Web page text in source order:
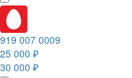
919 007 0009
25 000 ₽
30 000 ₽